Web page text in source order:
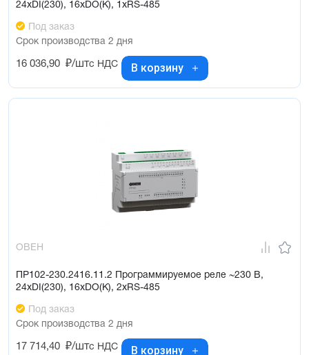
24хDI(230), 16хDO(К), 1хRS-485
Под заказ
Срок производства 2 дня
16 036,90 ₽/штс НДС В корзину
ОВЕН
ПР102-230.2416.11.2 Программируемое реле ~230 В,
24хDI(230), 16хDO(К), 2хRS-485
Под заказ
Срок производства 2 дня
17 714,40 ₽/штс НДС В корзину